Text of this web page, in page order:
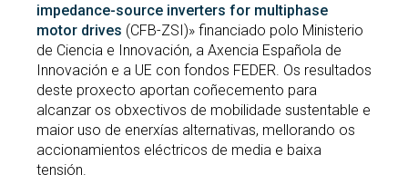
impedance-source inverters for multiphase
motor drives (CFB-ZSI)» financiado polo Ministerio
de Ciencia e Innovación, a Axencia Española de
Innovación e a UE con fondos FEDER. Os resultados
deste proxecto aportan coñecemento para
alcanzar os obxectivos de mobilidade sustentable e
maior uso de enerxías alternativas, mellorando os
accionamientos eléctricos de media e baixa
tensión.